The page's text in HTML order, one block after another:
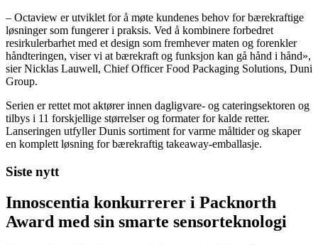
– Octaview er utviklet for å møte kundenes behov for bærekraftige
løsninger som fungerer i praksis. Ved å kombinere forbedret
resirkulerbarhet med et design som fremhever maten og forenkler
håndteringen, viser vi at bærekraft og funksjon kan gå hånd i hånd»,
sier Nicklas Lauwell, Chief Officer Food Packaging Solutions, Duni
Group.
Serien er rettet mot aktører innen dagligvare- og cateringsektoren og
tilbys i 11 forskjellige størrelser og formater for kalde retter.
Lanseringen utfyller Dunis sortiment for varme måltider og skaper
en komplett løsning for bærekraftig takeaway-emballasje.
Siste nytt
Innoscentia konkurrerer i Packnorth
Award med sin smarte sensorteknologi